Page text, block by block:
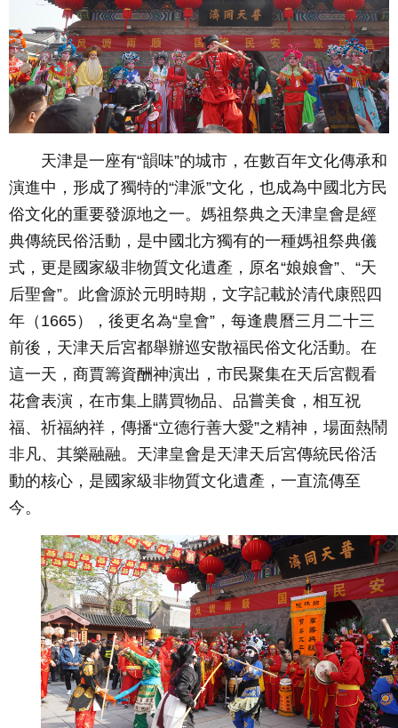
天津是一座有“韻味”的城市，在數百年文化傳承和
演進中，形成了獨特的“津派”文化，也成為中國北方民
俗文化的重要發源地之一。媽祖祭典之天津皇會是經
典傳統民俗活動，是中國北方獨有的一種媽祖祭典儀
式，更是國家級非物質文化遺產，原名“娘娘會”、“天
后聖會”。此會源於元明時期，文字記載於清代康熙四
年（ 1665），後更名為“皇會”，每逢農曆三月二十三
前後，天津天后宮都舉辦巡安散福民俗文化活動。在
這一天，商賈籌資酬神演出，市民聚集在天后宮觀看
花會表演，在市集上購買物品、品嘗美食，相互祝
福、祈福納祥，傳播“立德行善大愛”之精神，場面熱鬧
非凡、其樂融融。天津皇會是天津天后宮傳統民俗活
動的核心，是國家級非物質文化遺產，一直流傳至
今。